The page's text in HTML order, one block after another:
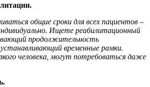
общие сроки для всех пациентов –
Ищете реабилитационный
продолжительность
временные рамки.
человека, могут потребоваться даже